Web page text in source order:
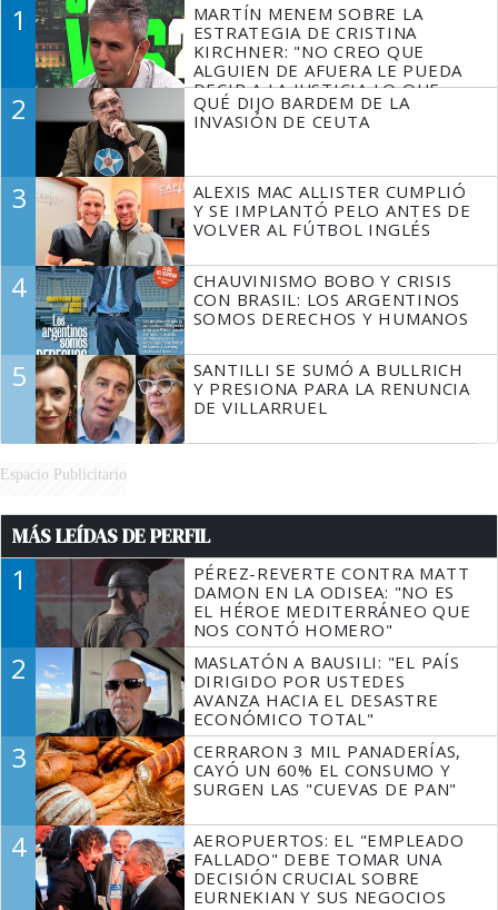
1
MARTÍN MENEM SOBRE LA
ESTRATEGIA DE CRISTINA
KIRCHNER: "NO CREO QUE
ALGUIEN DE AFUERA LE PUEDA
DECIR A LA JUSTICIA LO QUE
TIENE QUE HACER"
2
QUÉ DIJO BARDEM DE LA
INVASIÓN DE CEUTA
3
ALEXIS MAC ALLISTER CUMPLIÓ
Y SE IMPLANTÓ PELO ANTES DE
VOLVER AL FÚTBOL INGLÉS
4
CHAUVINISMO BOBO Y CRISIS
CON BRASIL: LOS ARGENTINOS
SOMOS DERECHOS Y HUMANOS
5
SANTILLI SE SUMÓ A BULLRICH
Y PRESIONA PARA LA RENUNCIA
DE VILLARRUEL
Espacio Publicitario
MÁS LEÍDAS DE PERFIL
1
PÉREZ-REVERTE CONTRA MATT
DAMON EN LA ODISEA: "NO ES
EL HÉROE MEDITERRÁNEO QUE
NOS CONTÓ HOMERO"
2
MASLATÓN A BAUSILI: "EL PAÍS
DIRIGIDO POR USTEDES
AVANZA HACIA EL DESASTRE
ECONÓMICO TOTAL"
3
CERRARON 3 MIL PANADERÍAS,
CAYÓ UN 60% EL CONSUMO Y
SURGEN LAS "CUEVAS DE PAN"
4
AEROPUERTOS: EL "EMPLEADO
FALLADO" DEBE TOMAR UNA
DECISIÓN CRUCIAL SOBRE
EURNEKIAN Y SUS NEGOCIOS